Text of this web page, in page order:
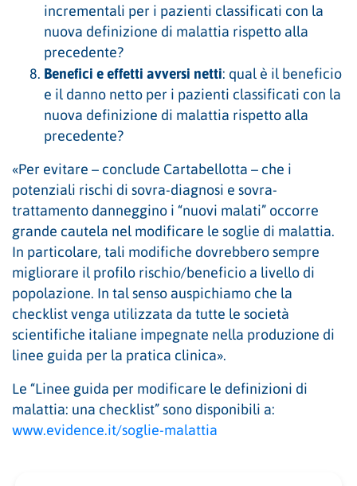
incrementali per i pazienti classificati con la
nuova definizione di malattia rispetto alla
precedente?
Benefici e effetti avversi netti: qual è il beneficio
e il danno netto per i pazienti classificati con la
nuova definizione di malattia rispetto alla
precedente?
«Per evitare – conclude Cartabellotta – che i
potenziali rischi di sovra-diagnosi e sovra-
trattamento danneggino i “nuovi malati” occorre
grande cautela nel modificare le soglie di malattia.
In particolare, tali modifiche dovrebbero sempre
migliorare il profilo rischio/beneficio a livello di
popolazione. In tal senso auspichiamo che la
checklist venga utilizzata da tutte le società
scientifiche italiane impegnate nella produzione di
linee guida per la pratica clinica».
Le “Linee guida per modificare le definizioni di
malattia: una checklist” sono disponibili a:
www.evidence.it/soglie-malattia